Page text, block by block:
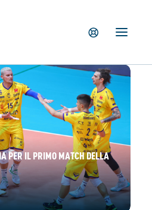
PER IL PRIMO MATCH DELLA